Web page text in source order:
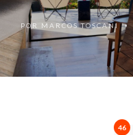
POR MARCOS TOSCANI •
46